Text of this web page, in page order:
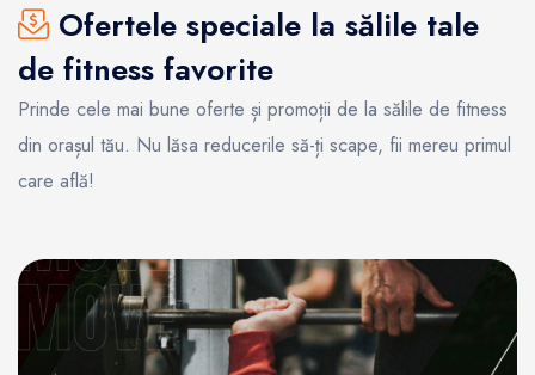
Ofertele speciale la sălile tale
de fitness favorite
Prinde cele mai bune oferte și promoții de la sălile de fitness
din orașul tău. Nu lăsa reducerile să-ți scape, fii mereu primul
care află!